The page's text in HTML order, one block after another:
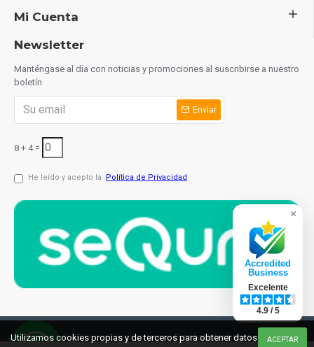
Mi Cuenta
Newsletter
Manténgase al día con noticias y promociones al suscribirse a nuestro
boletín
Enviar
8 + 4 =
He leído y acepto la Política de Privacidad
© 2021 cuchilleriaonline.mlDiseño: InterIberica ACEPTAR
Utilizamos cookies propias y de terceros para obtener datos
×
Accredited
Business
Excelente
4.9 / 5